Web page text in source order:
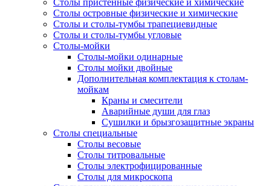
Столы островные физические и химические
Столы и столы-тумбы трапециевидные
Столы и столы-тумбы угловые
Столы-мойки
Столы-мойки одинарные
Столы мойки двойные
Дополнительная комплектация к столам-
мойкам
Краны и смесители
Аварийные души для глаз
Сушилки и брызгозащитные экраны
Столы специальные
Столы весовые
Столы титровальные
Столы электрофицированные
Столы для микроскопа